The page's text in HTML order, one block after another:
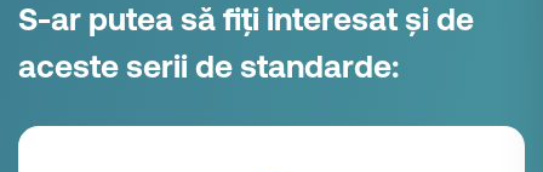
S-ar putea să fiți interesat și de
aceste serii de standarde: